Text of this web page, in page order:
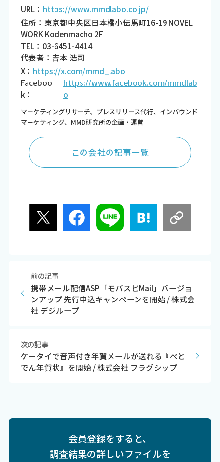
URL： https://www.mmdlabo.co.jp/
住所：東京都中央区日本橋小伝馬町16-19 NOVEL
WORK Kodenmacho 2F
TEL：03-6451-4414
代表者：吉本 浩司
X： https://x.com/mmd_labo
Faceboo
k：
https://www.facebook.com/mmdlab
o
マーケティングリサーチ、プレスリリース代行、インバウンド
マーケティング、MMD研究所の企画・運営
この会社の記事一覧
前の記事
携帯メール配信ASP「モバスピMail」バージョ
ンアップ 先行申込キャンペーンを開始 / 株式会
社 デジループ
次の記事
ケータイで音声付き年賀メールが送れる『ぺと
でん年賀状』を開始 / 株式会社 フラグシップ
会員登録をすると、
調査結果の詳しいファイルを